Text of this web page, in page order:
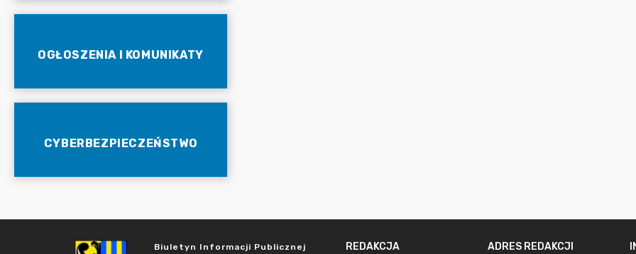
OGŁOSZENIA I KOMUNIKATY
CYBERBEZPIECZEŃSTWO
Biuletyn Informacji Publicznej REDAKCJA ADRES REDAKCJI